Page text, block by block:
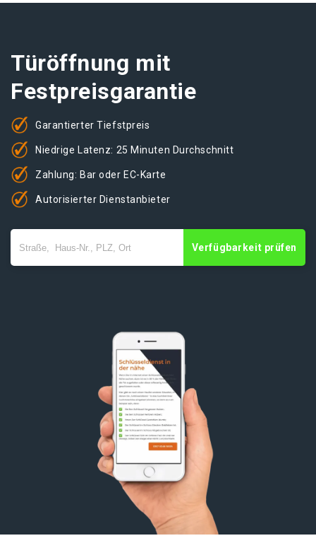
Türöffnung mit
Festpreisgarantie
Garantierter Tiefstpreis
Niedrige Latenz: 25 Minuten Durchschnitt
Zahlung: Bar oder EC-Karte
Autorisierter Dienstanbieter
Verfügbarkeit prüfen